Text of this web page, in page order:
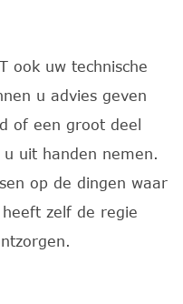
ook uw technische
u advies geven
of een groot deel
uit handen nemen.
op de dingen waar
zelf de regie